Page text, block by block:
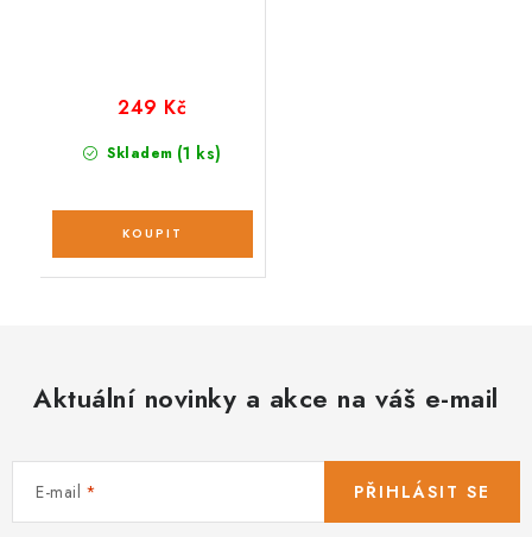
Skladem (1 ks)
249 Kč
Aktuální novinky a akce na váš e-mail
E-mail PŘIHLÁSIT SE